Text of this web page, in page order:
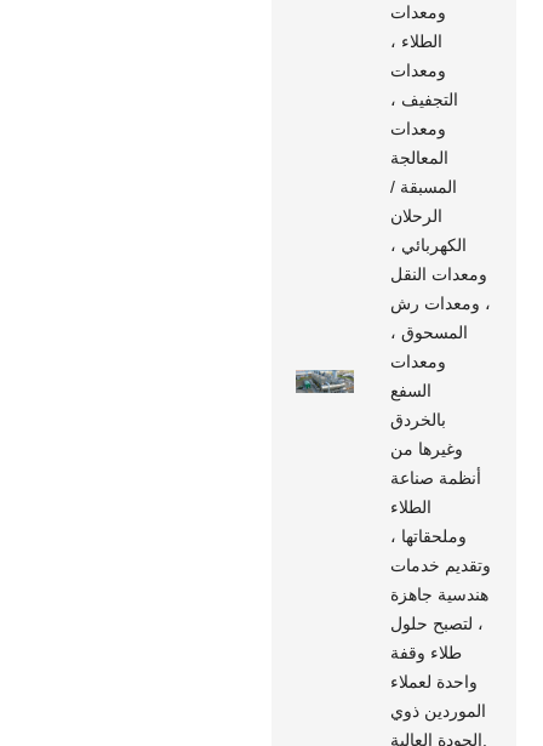
ومعدات
الطلاء ،
ومعدات
التجفيف ،
ومعدات
المعالجة
المسبقة /
الرحلان
الكهربائي ،
ومعدات النقل
، ومعدات رش
المسحوق ،
ومعدات
السفع
بالخردق
وغيرها من
أنظمة صناعة
الطلاء
وملحقاتها ،
وتقديم خدمات
هندسية جاهزة
، لتصبح حلول
طلاء وقفة
واحدة لعملاء
الموردين ذوي